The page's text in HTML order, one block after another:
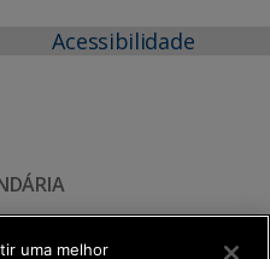
Acessibilidade
uma melhor